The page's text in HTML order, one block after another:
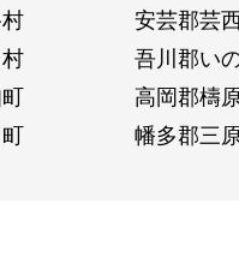
安芸郡芸
吾川郡い
高岡郡檮
幡多郡三